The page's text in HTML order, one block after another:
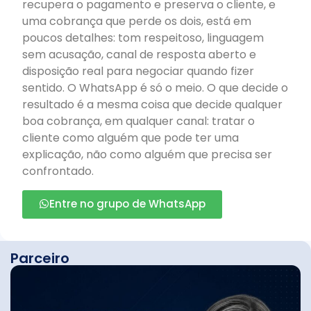
recupera o pagamento e preserva o cliente, e
uma cobrança que perde os dois, está em
poucos detalhes: tom respeitoso, linguagem
sem acusação, canal de resposta aberto e
disposição real para negociar quando fizer
sentido. O WhatsApp é só o meio. O que decide o
resultado é a mesma coisa que decide qualquer
boa cobrança, em qualquer canal: tratar o
cliente como alguém que pode ter uma
explicação, não como alguém que precisa ser
confrontado.
Entre no grupo de WhatsApp
Parceiro